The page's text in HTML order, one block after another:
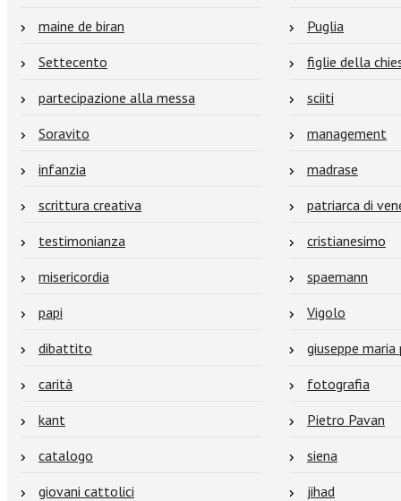
maine de biran
Puglia
Settecento
figlie della
partecipazione alla messa
sciiti
Soravito
management
infanzia
madrase
scrittura creativa
patriarca di
testimonianza
cristianesimo
misericordia
spaemann
papi
Vigolo
dibattito
giuseppe maria
carità
fotografia
kant
Pietro Pavan
catalogo
siena
giovani cattolici
jihad